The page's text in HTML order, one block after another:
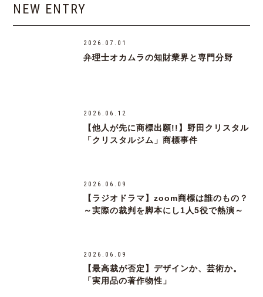
NEW ENTRY
2026.07.01
弁理士オカムラの知財業界と専門分野
2026.06.12
【他人が先に商標出願!!】野田クリスタル
「クリスタルジム」商標事件
2026.06.09
【ラジオドラマ】zoom商標は誰のもの？
～実際の裁判を脚本にし1人5役で熱演～
2026.06.09
【最高裁が否定】デザインか、芸術か。
「実用品の著作物性」